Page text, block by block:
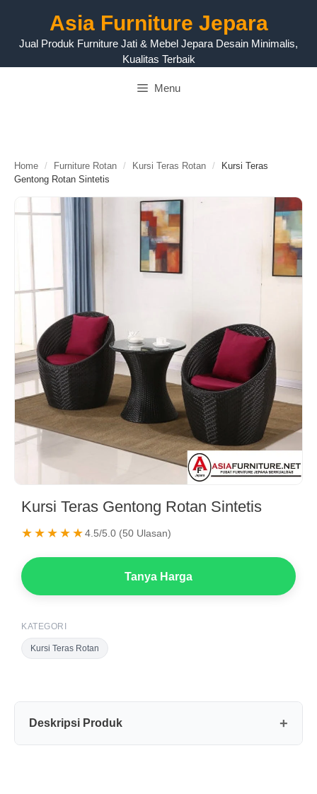
Asia Furniture Jepara
Jual Produk Furniture Jati & Mebel Jepara Desain Minimalis,
Kualitas Terbaik
Menu
Home / Furniture Rotan / Kursi Teras Rotan /
Kursi Teras
Gentong Rotan Sintetis
Kursi Teras Gentong Rotan Sintetis
★★★★★4.5/5.0 (50 Ulasan)
Tanya Harga
KATEGORI
Kursi Teras Rotan
Deskripsi Produk